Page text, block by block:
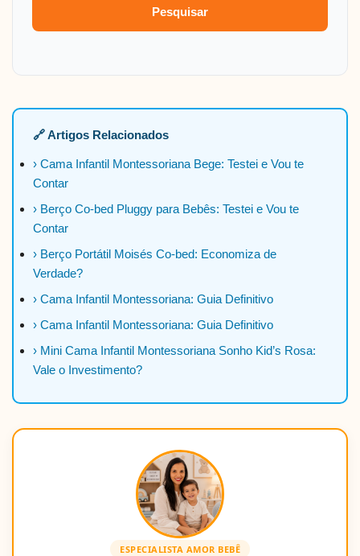
Pesquisar
🔗 Artigos Relacionados
› Cama Infantil Montessoriana Bege: Testei e Vou te
Contar
› Berço Co-bed Pluggy para Bebês: Testei e Vou te
Contar
› Berço Portátil Moisés Co-bed: Economiza de
Verdade?
› Cama Infantil Montessoriana: Guia Definitivo
› Cama Infantil Montessoriana: Guia Definitivo
› Mini Cama Infantil Montessoriana Sonho Kid’s Rosa:
Vale o Investimento?
ESPECIALISTA AMOR BEBÊ